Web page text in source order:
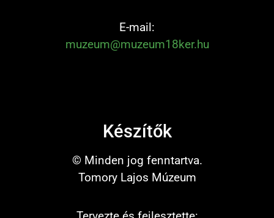
E-mail:
muzeum@muzeum18ker.hu
Készítők
© Minden jog fenntartva.
Tomory Lajos Múzeum